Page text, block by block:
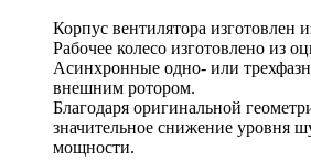
Корпус вентилятора изготовлен
Рабочее колесо изготовлено из
Асинхронные одно- или
внешним ротором.
Благодаря оригинальной
значительное снижение уровня
мощности.